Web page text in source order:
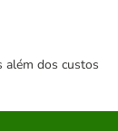
além dos custos